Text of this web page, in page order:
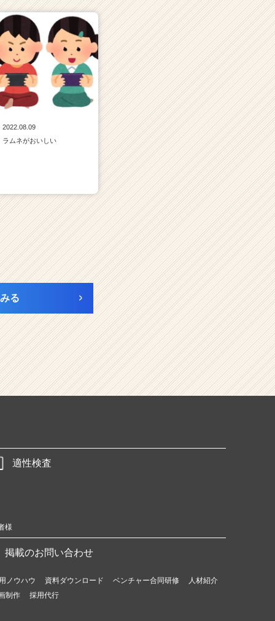
2022.08.09
ラムネがおいしい
る
適性検査
様
掲載のお問い合わせ
ノウハウ 資料ダウンロード ベンチャー合同研修
人材紹介
制作
採用代行